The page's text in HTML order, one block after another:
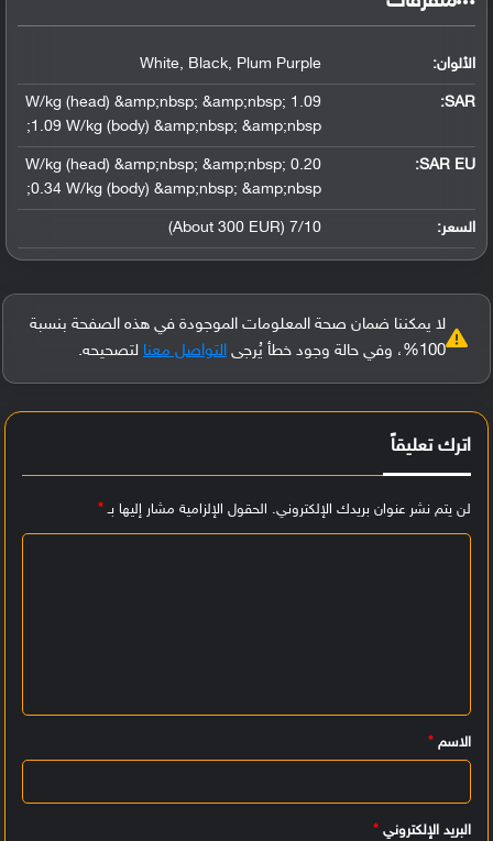
الألوان: White, Black, Plum Purple
SAR
:
1.09 W/kg (head) &amp;nbsp; &amp;nbsp;
1.09 W/kg (body) &amp;nbsp; &amp;nbsp;
SAR EU:
0.20 W/kg (head) &amp;nbsp; &amp;nbsp;
0.34 W/kg (body) &amp;nbsp; &amp;nbsp;
السعر: 7/10 (About 300 EUR)
لا يمكننا ضمان صحة المعلومات الموجودة في هذه الصفحة بنسبة
100%، وفي حالة وجود خطأ يُرجى
التواصل معنا لتصحيحه.
اترك تعليقاً
لن يتم نشر عنوان بريدك الإلكتروني. الحقول الإلزامية مشار إليها بـ*
ي
ق
الاسم *
البريد الإلكتروني *